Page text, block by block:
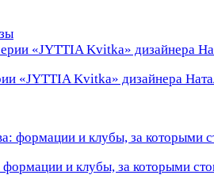
«JYTTIA Kvitka» дизайнера
и клубы, за которыми